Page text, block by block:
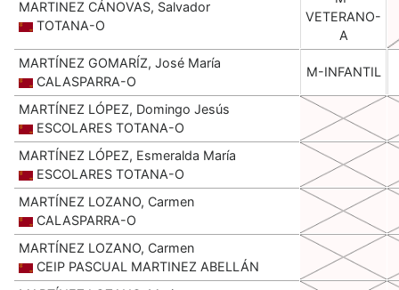
MARTINEZ CÁNOVAS, Salvador
TOTANA-O
VETERANO-
A
MARTÍNEZ GOMARÍZ, José María
CALASPARRA-O
M-INFANTIL
MARTÍNEZ LÓPEZ, Domingo Jesús
ESCOLARES TOTANA-O
MARTÍNEZ LÓPEZ, Esmeralda María
ESCOLARES TOTANA-O
MARTÍNEZ LOZANO, Carmen
CALASPARRA-O
MARTÍNEZ LOZANO, Carmen
CEIP PASCUAL MARTINEZ ABELLÁN